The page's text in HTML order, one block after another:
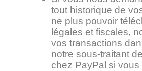
tout historique de
ne plus pouvoir
légales et fiscales,
vos transactions
notre sous-traitant
chez PayPal si